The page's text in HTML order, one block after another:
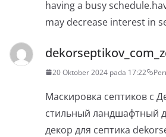
having a busy
may decrease interest in
20 Oktober 2024 pada 17:22
Маскировка септиков с
стильный ландшафтный
декор для септика